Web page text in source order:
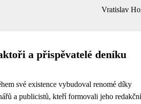
Vratislav
a přispěvatelé deníku
své existence vybudoval renomé díky
a publicistů, kteří formovali jeho